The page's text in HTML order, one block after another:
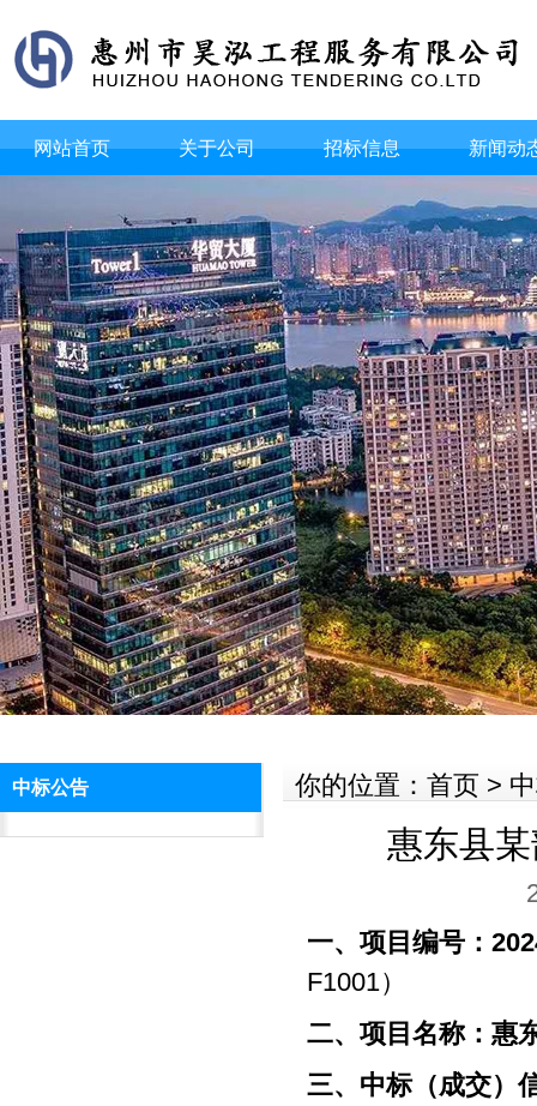
网站首页 关于公司 招标信息 新闻动
中标公告 你的位置：首页 >
惠东县
一、项目编号：
F1001）
二、项目名称：惠
三、中标（成交）